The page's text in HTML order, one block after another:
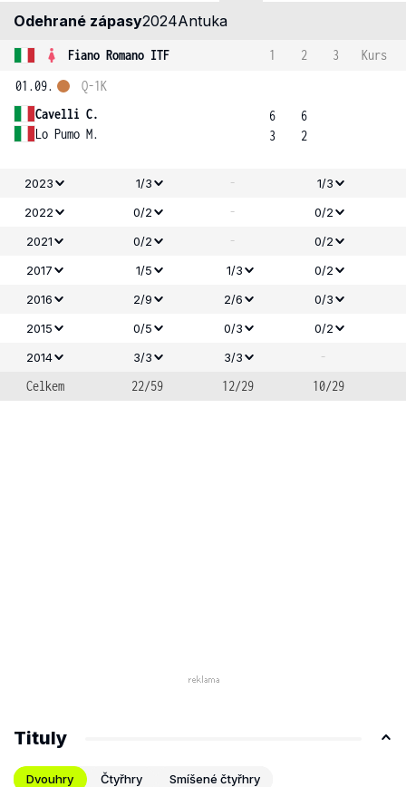
Odehrané zápasy2024Antuka
Fiano Romano ITF 1 2 3
Kurs
01.09.
Cavelli C.
Lo Pumo M.
Q-1K
6
3
6
2
2023 1/3 -
1/3
2022
0/2 -
0/2
2021
0/2 -
0/2
2017
1/5 1/3
0/2
2016
2/9 2/6
0/3
2015
0/5 0/3
0/2
2014
3/3 3/3
-
Celkem
22/59 12/29 10/29
Tituly
Dvouhry Čtyřhry Smíšené čtyřhry